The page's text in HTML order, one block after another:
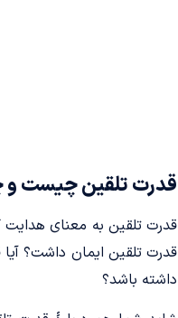
قدرت تلقین چیست و
قدرت تلقین به معنای هدایت
قدرت تلقین ایمان داشت؟ آیا
داشته باشد؟